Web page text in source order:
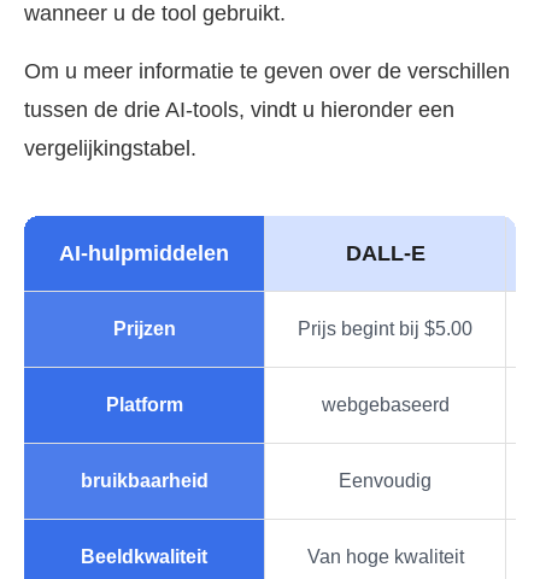
wanneer u de tool gebruikt.
Om u meer informatie te geven over de verschillen
tussen de drie AI-tools, vindt u hieronder een
vergelijkingstabel.
AI-hulpmiddelen DALL-E
Prijzen Prijs begint bij $5.00
Platform webgebaseerd
bruikbaarheid Eenvoudig
Beeldkwaliteit Van hoge kwaliteit